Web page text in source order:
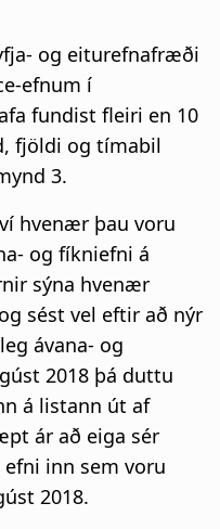
og eiturefnafræði
efnum í
fundist fleiri en 10
fjöldi og tímabil
3.
hvenær þau voru
og fíkniefni á
sýna hvenær
sést vel eftir að nýr
ávana- og
2018 þá duttu
á listann út af
ár að eiga sér
inn sem voru
2018.